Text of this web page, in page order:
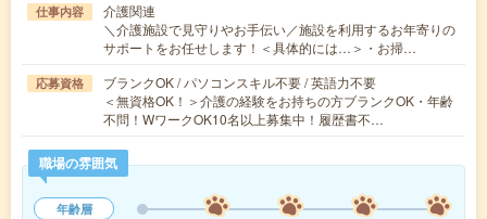
仕事内容
介護関連
＼介護施設で見守りやお手伝い／施設を利用するお年寄りの
サポートをお任せします！＜具体的には…＞・お掃…
応募資格
ブランクOK / パソコンスキル不要 / 英語力不要
＜無資格OK！＞介護の経験をお持ちの方ブランクOK・年齢
不問！WワークOK10名以上募集中！履歴書不…
職場の雰囲気
年齢層